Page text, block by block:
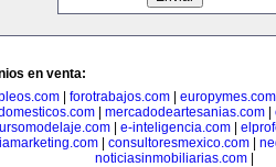
en venta:
forotrabajos.com europymes.com
mercadodeartesanias.com
| e-inteligencia.com|
| consultoresmexico.com|
noticiasinmobiliarias.com